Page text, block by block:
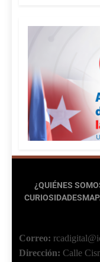
¿QUIÉNES
CURIOSIDADES
Correo:
Dirección: Calle